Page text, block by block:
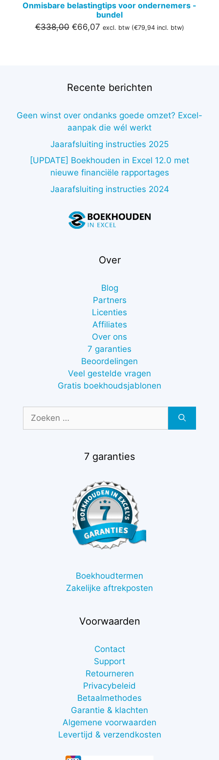
Onmisbare belastingtips voor ondernemers -
bundel
€338,00 Oorspronkelijke
€66,07Huidige
excl. btw (€79,94incl. btw)
Recente berichten
Geen winst over ondanks goede omzet? Excel-
aanpak die wél werkt
Jaarafsluiting instructies 2025
[UPDATE] Boekhouden in Excel 12.0 met
nieuwe financiële rapportages
Jaarafsluiting instructies 2024
Over
Blog
Partners
Licenties
Affiliates
Over ons
7 garanties
Beoordelingen
Veel gestelde vragen
Gratis boekhoudsjablonen
naar:
7 garanties
Boekhoudtermen
Zakelijke aftrekposten
Voorwaarden
Contact
Support
Retourneren
Privacybeleid
Betaalmethodes
Garantie & klachten
Algemene voorwaarden
Levertijd & verzendkosten